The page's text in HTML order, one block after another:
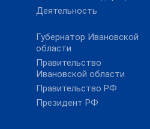
Деятельность
Губернатор Ивановской
области
Правительство
Ивановской области
Правительство РФ
Президент РФ